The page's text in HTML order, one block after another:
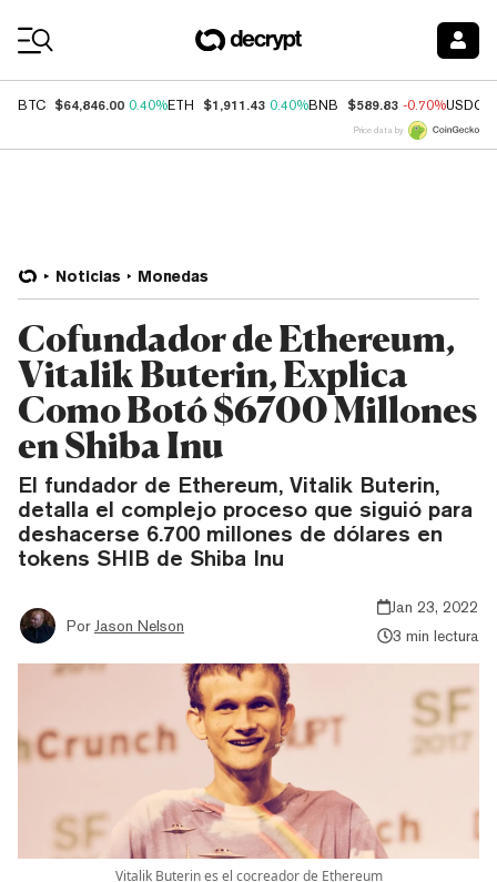
BTC $64,846.00 0.40%ETH $1,911.43 0.40%BNB $589.83 -0.70%USDC
Price data by
Noticias Monedas
Cofundador de Ethereum,
Vitalik Buterin, Explica
Como Botó $6700 Millones
en Shiba Inu
El fundador de Ethereum, Vitalik Buterin,
detalla el complejo proceso que siguió para
deshacerse 6.700 millones de dólares en
tokens SHIB de Shiba Inu
Por Jason Nelson
Jan 23, 2022
3 min lectura
Vitalik Buterin es el cocreador de Ethereum